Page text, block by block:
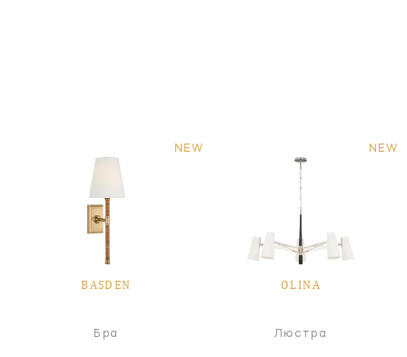
NEW
BASDEN
Бра
NEW
OLINA
Люстра